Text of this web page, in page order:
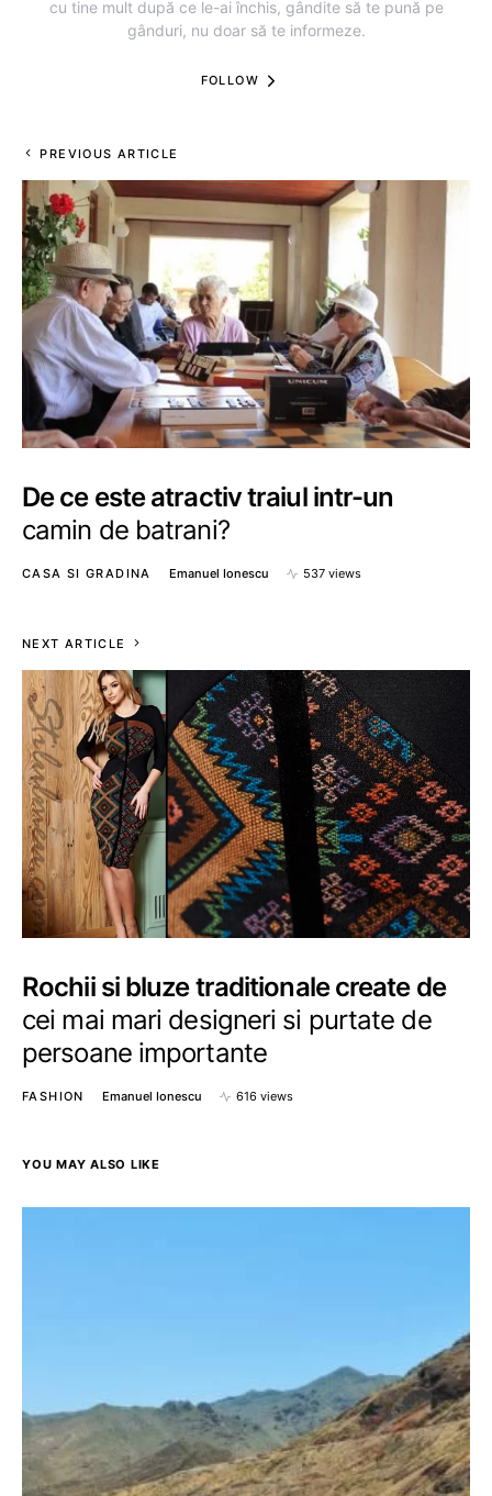
cu tine mult după ce le-ai închis, gândite să te pună pe
gânduri, nu doar să te informeze.
FOLLOW
PREVIOUS ARTICLE
De ce este atractiv traiul intr-un
camin de batrani?
CASA SI GRADINA Emanuel Ionescu 537 views
NEXT ARTICLE
Rochii si bluze traditionale create de
cei mai mari designeri si purtate de
persoane importante
FASHION Emanuel Ionescu 616 views
YOU MAY ALSO LIKE